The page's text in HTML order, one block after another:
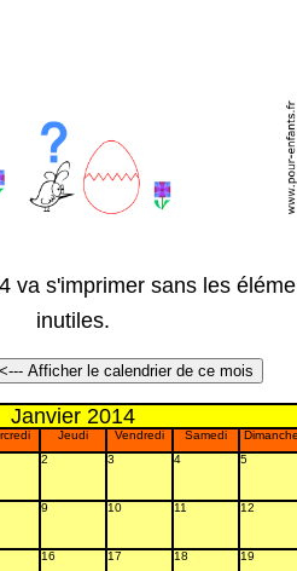
va s'imprimer sans les
inutiles.
Janvier 2014
Jeudi Vendredi Samedi
2 3 4 5
9 10 11 12
16 17 18 19